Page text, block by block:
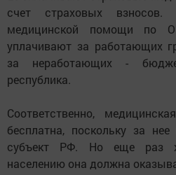
счет страховых
медицинской помощи по
уплачивают за работающих
за неработающих -
республика.
Соответственно,
бесплатна, поскольку за
субъект РФ. Но еще раз
населению она должна